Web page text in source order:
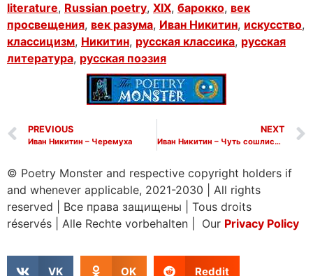
literature, Russian poetry, XIX, барокко, век
просвещения, век разума, Иван Никитин, искусство,
классицизм, Никитин, русская классика, русская
литература, русская поэзия
PREVIOUS
Иван Никитин – Черемуха
NEXT
Иван Никитин – Чуть сошлись мы, друг друга узнали
© Poetry Monster and respective copyright holders if
and whenever applicable, 2021-2030
All rights
reserved
Все права защищены
Tous droits
réservés
Alle Rechte vorbehalten | Our Privacy Policy
VK OK Reddit